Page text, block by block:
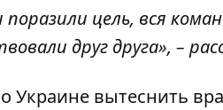
поразили цель, вся
друг друга», –
Украине вытеснить